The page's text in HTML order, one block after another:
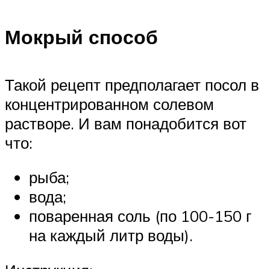
Мокрый способ
Такой рецепт предполагает посол в
концентрированном солевом
растворе. И вам понадобится вот
что:
рыба;
вода;
поваренная соль (по 100-150 г
на каждый литр воды).